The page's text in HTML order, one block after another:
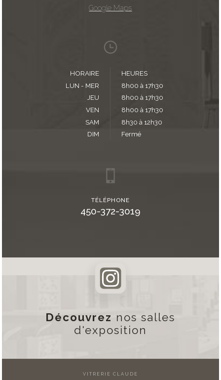
Google Maps
HORAIRE
HEURES
LUN - MER
8h00 à 17h30
JEU
8h00 à 17h30
VEN
8h00 à 17h30
SAM
8h30 à 12h30
DIM
Fermé
TÉLÉPHONE
450-372-3019
Découvrez nos salles
d'exposition
VITRERIE CLAUDE